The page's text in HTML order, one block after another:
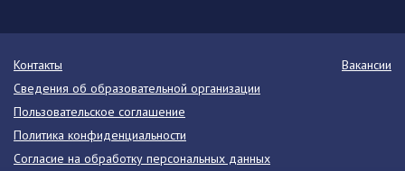
Контакты
Вакансии
Сведения об образовательной организации
Пользовательское соглашение
Политика конфиденциальности
Согласие на обработку персональных данных